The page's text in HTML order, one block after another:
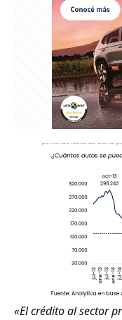
«El crédito al sector